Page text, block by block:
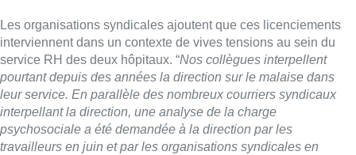
Les organisations syndicales ajoutent que ces licenciements
interviennent dans un contexte de vives tensions au sein du
service RH des deux hôpitaux. “Nos collègues interpellent
pourtant depuis des années la direction sur le malaise dans
leur service. En parallèle des nombreux courriers syndicaux
interpellant la direction, une analyse de la charge
psychosociale a été demandée à la direction par les
travailleurs en juin et par les organisations syndicales en